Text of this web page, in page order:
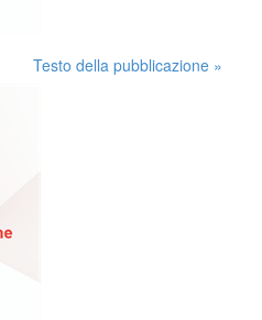
Testo della pubblicazione »